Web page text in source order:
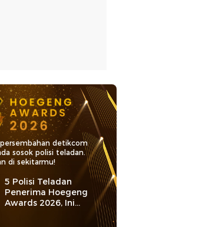
detikcom
sosok polisi teladan.
di sekitarmu!
5 Polisi Teladan
Penerima Hoegeng
Awards 2026, Ini
Kategori dan Kiprahnya